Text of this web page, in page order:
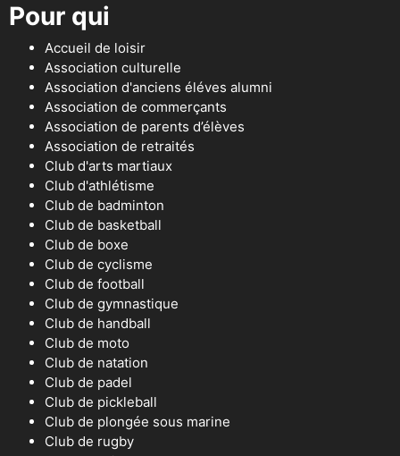
Pour qui
Accueil de loisir
Association culturelle
Association d'anciens éléves alumni
Association de commerçants
Association de parents d’élèves
Association de retraités
Club d'arts martiaux
Club d'athlétisme
Club de badminton
Club de basketball
Club de boxe
Club de cyclisme
Club de football
Club de gymnastique
Club de handball
Club de moto
Club de natation
Club de padel
Club de pickleball
Club de plongée sous marine
Club de rugby